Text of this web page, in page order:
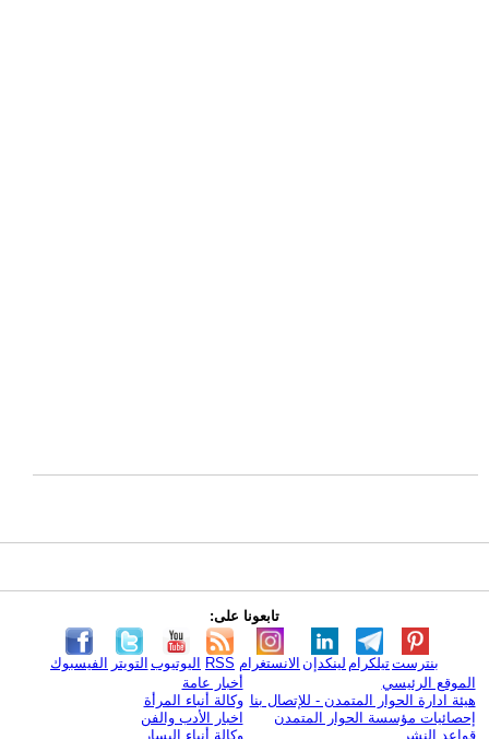
تابعونا على:
الفيسبوك التويتر اليوتيوب RSS الانستغرام لينكدإن تيلكرامبنترست
الموقع الرئيسي
هيئة ادارة الحوار المتمدن - للإتصال بنا
إحصائيات مؤسسة الحوار المتمدن
قواعد النشر
أخبار عامة
وكالة أنباء المرأة
اخبار الأدب والفن
وكالة أنباء اليسار